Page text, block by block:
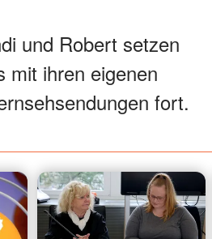
und Robert setzen
mit ihren eigenen
fort.